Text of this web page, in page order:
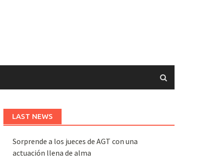
LAST NEWS
Sorprende a los jueces de AGT con una
actuación llena de alma